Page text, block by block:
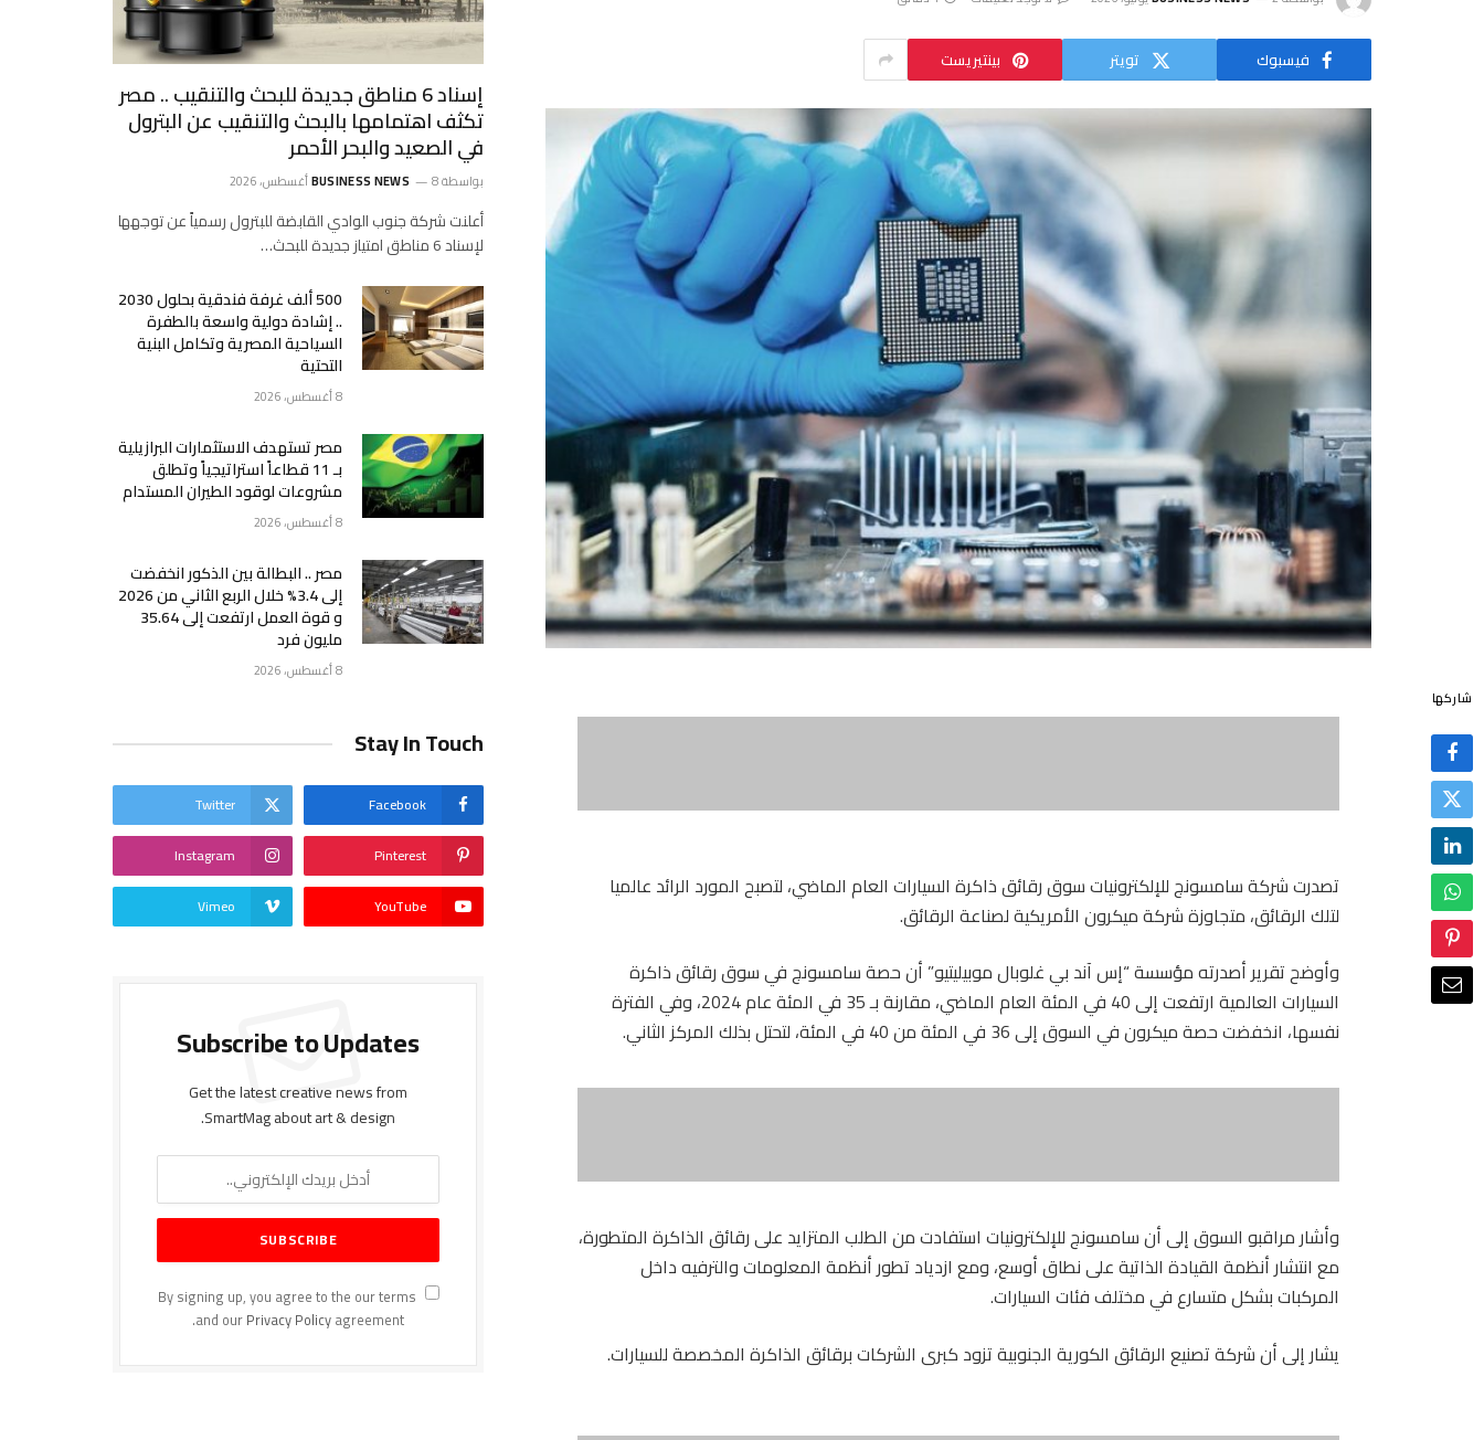
فيسبوك تويتر بينتيريست
شاركها
تصدرت شركة سامسونج للإلكترونيات سوق رقائق ذاكرة السيارات العام الماضي، لتصبح المورد الرائد عالميا
لتلك الرقائق، متجاوزة شركة ميكرون الأمريكية لصناعة الرقائق.
وأوضح تقرير أصدرته مؤسسة “إس آند بي غلوبال موبيليتيو” أن حصة سامسونج في سوق رقائق ذاكرة
السيارات العالمية ارتفعت إلى 40 في المئة العام الماضي، مقارنة بـ 35 في المئة عام 2024، وفي الفترة
نفسها، انخفضت حصة ميكرون في السوق إلى 36 في المئة من 40 في المئة، لتحتل بذلك المركز الثاني.
وأشار مراقبو السوق إلى أن سامسونج للإلكترونيات استفادت من الطلب المتزايد على رقائق الذاكرة المتطورة،
مع انتشار أنظمة القيادة الذاتية على نطاق أوسع، ومع ازدياد تطور أنظمة المعلومات والترفيه داخل
المركبات بشكل متسارع في مختلف فئات السيارات.
يشار إلى أن شركة تصنيع الرقائق الكورية الجنوبية تزود كبرى الشركات برقائق الذاكرة المخصصة للسيارات.
إسناد 6 مناطق جديدة للبحث والتنقيب .. مصر
تكثف اهتمامها بالبحث والتنقيب عن البترول
في الصعيد والبحر الأحمر
بواسطة BUSINESS NEWS 8 أغسطس، 2026
أعلنت شركة جنوب الوادي القابضة للبترول رسمياً عن توجهها
لإسناد 6 مناطق امتياز جديدة للبحث…
500 ألف غرفة فندقية بحلول 2030
.. إشادة دولية واسعة بالطفرة
السياحية المصرية وتكامل البنية
التحتية
8 أغسطس، 2026
مصر تستهدف الاستثمارات البرازيلية
بـ 11 قطاعاً استراتيجياً وتطلق
مشروعات لوقود الطيران المستدام
8 أغسطس، 2026
مصر .. البطالة بين الذكور انخفضت
إلى 3.4% خلال الربع الثاني من 2026
و قوة العمل ارتفعت إلى 35.64
مليون فرد
8 أغسطس، 2026
Stay In Touch
Facebook
Twitter
Pinterest
Instagram
YouTube
Vimeo
Subscribe to Updates
Get the latest creative news from
SmartMag about art & design.
By signing up, you agree to the our terms
and ourPrivacy Policyagreement.